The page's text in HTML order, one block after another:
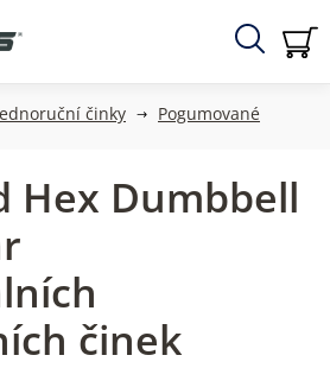
Hledat
činky
Pogumované
Hex Dumbbell
činek